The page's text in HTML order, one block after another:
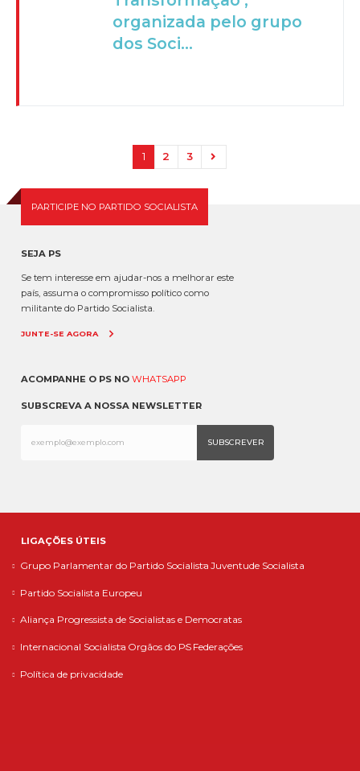
organizada pelo grupo
dos Soci...
1 2 3
PARTICIPE NO PARTIDO SOCIALISTA
SEJA PS
Se tem interesse em ajudar-nos a melhorar este
país, assuma o compromisso político como
militante do Partido Socialista.
JUNTE-SE AGORA
ACOMPANHE O PS NO WHATSAPP
SUBSCREVA A NOSSA NEWSLETTER
LIGAÇÕES ÚTEIS
Grupo Parlamentar do Partido Socialista Juventude Socialista
Partido Socialista Europeu
Aliança Progressista de Socialistas e Democratas
Internacional Socialista Orgãos do PS Federações
Política de privacidade